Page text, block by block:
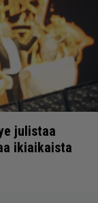
julistaa
ikiaikaista